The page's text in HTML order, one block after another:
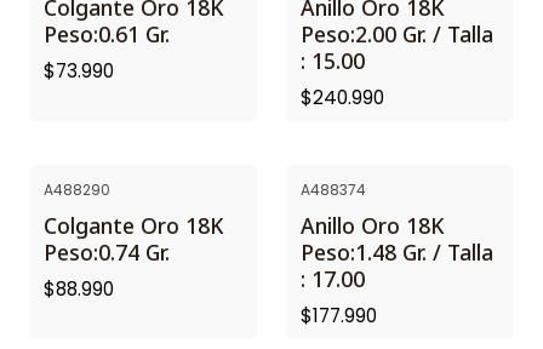
Colgante Oro 18K
Peso:0.61 Gr.
$73.990
Anillo Oro 18K
Peso:2.00 Gr. / Talla
: 15.00
$240.990
A488290
Colgante Oro 18K
Peso:0.74 Gr.
$88.990
A488374
Anillo Oro 18K
Peso:1.48 Gr. / Talla
: 17.00
$177.990